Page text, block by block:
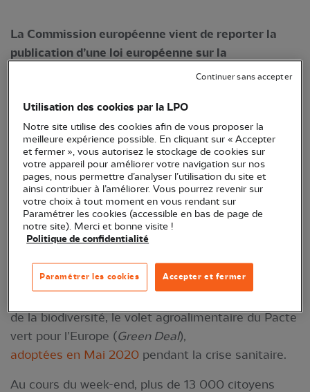
La Commission européenne vient de reporter la
publication d’une loi européenne sur la
restauration de la nature, pourtant très attendue,
La Commission européenne s'était engagé à
proposer une nouvelle loi pour rendre la
restauration de la nature juridiquement
contraignante pour les pays de l'UE et une
consultation publiqueavait déjà été menée l'an
dernier pour recueillir l’avis des citoyens.
Ces textes législatifs devaient initialement être
publiés ce mercredi 23 mars. Ils représentent deux
éléments essentiels de la stratégie « de la ferme à
de la biodiversité, le volet agroalimentaire du Pacte
vert pour l’Europe (Green Deal),
adoptées en Mai 2020 pendant la crise sanitaire.
Au cours du week-end, plus de 13 000 citoyens
Utilisation des cookies par la LPO
Notre site utilise des cookies afin de vous proposer la
meilleure expérience possible. En cliquant sur « Accepter
et fermer », vous autorisez le stockage de cookies sur
votre appareil pour améliorer votre navigation sur nos
pages, nous permettre d’analyser l’utilisation du site et
ainsi contribuer à l’améliorer. Vous pourrez revenir sur
votre choix à tout moment en vous rendant sur
Paramétrer les cookies (accessible en bas de page de
notre site). Merci et bonne visite !
Politique de confidentialité
Accepter et fermer
Paramétrer les cookies
Continuer sans accepter